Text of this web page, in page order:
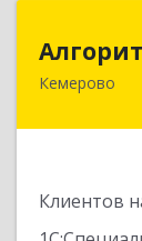
Кемерово
Клиентов